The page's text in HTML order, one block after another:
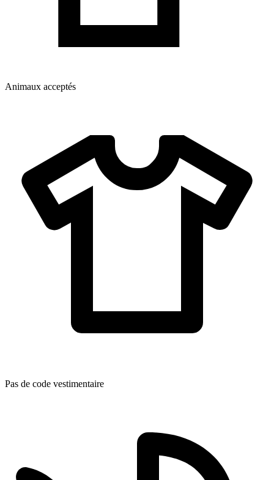
Animaux acceptés
Pas de code vestimentaire